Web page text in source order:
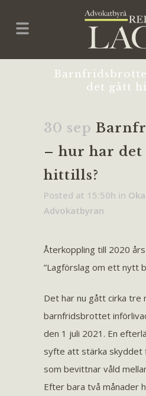
det gått
30 sep
– hur har det
hittills?
Posted at 15:50h in
Advokatbyran
Återkoppling till 2020
”Lagförslag om ett nytt
Det har nu gått cirka tre
barnfridsbrottet
den 1 juli 2021. En
syfte att stärka skyddet
som bevittnar våld
Efter bara två månader